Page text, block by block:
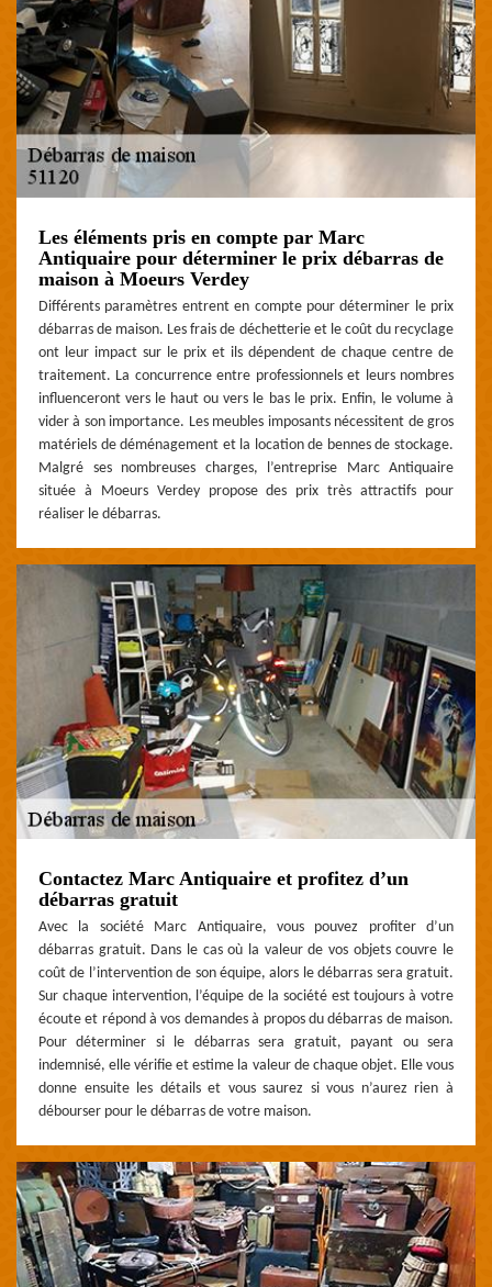
Les éléments pris en compte par Marc
Antiquaire pour déterminer le prix débarras de
maison à Moeurs Verdey
Différents paramètres entrent en compte pour déterminer le prix
débarras de maison. Les frais de déchetterie et le coût du recyclage
ont leur impact sur le prix et ils dépendent de chaque centre de
traitement. La concurrence entre professionnels et leurs nombres
influenceront vers le haut ou vers le bas le prix. Enfin, le volume à
vider à son importance. Les meubles imposants nécessitent de gros
matériels de déménagement et la location de bennes de stockage.
Malgré ses nombreuses charges, l’entreprise Marc Antiquaire
située à Moeurs Verdey propose des prix très attractifs pour
réaliser le débarras.
Contactez Marc Antiquaire et profitez d’un
débarras gratuit
Avec la société Marc Antiquaire, vous pouvez profiter d’un
débarras gratuit. Dans le cas où la valeur de vos objets couvre le
coût de l’intervention de son équipe, alors le débarras sera gratuit.
Sur chaque intervention, l’équipe de la société est toujours à votre
écoute et répond à vos demandes à propos du débarras de maison.
Pour déterminer si le débarras sera gratuit, payant ou sera
indemnisé, elle vérifie et estime la valeur de chaque objet. Elle vous
donne ensuite les détails et vous saurez si vous n’aurez rien à
débourser pour le débarras de votre maison.